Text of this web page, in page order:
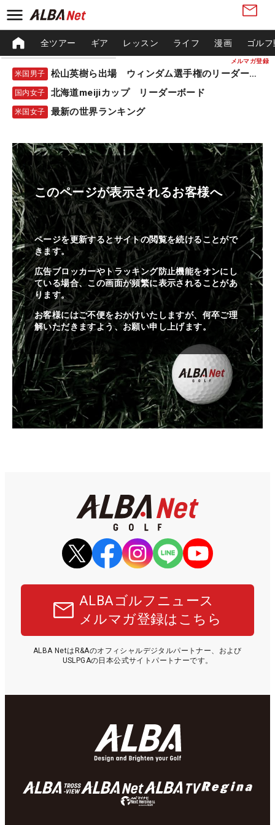
メルマガ登録
全ツアー ギア レッスン ライフ 漫画 ゴル
米国男子 松山英樹ら出場 ウィンダム選手権のリーダーボード
国内女子 北海道meijiカップ リーダーボード
米国女子 最新の世界ランキング
このページが表示されるお客様へ
ページを更新するとサイトの閲覧を続けることがで
きます。
広告ブロッカーやトラッキング防止機能をオンにし
ている場合、この画面が頻繁に表示されることがあ
ります。
お客様にはご不便をおかけいたしますが、何卒ご理
解いただきますよう、お願い申し上げます。
ALBAゴルフニュース
メルマガ登録はこちら
ALBA NetはR&Aのオフィシャルデジタルパートナー、および
USLPGAの日本公式サイトパートナーです。